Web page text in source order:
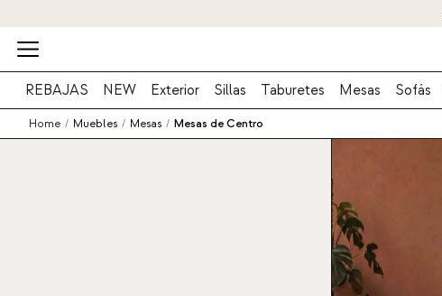
REBAJAS NEW Exterior Sillas Taburetes Mesas Sofás
Home / Muebles / Mesas / Mesas de Centro